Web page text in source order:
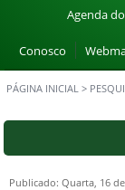
Agenda
Conosco
PÁGINA INICIAL >
Publicado: Quarta, 16